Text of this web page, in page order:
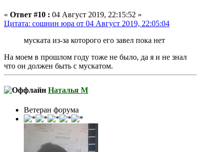
« Ответ #10 : 04 Август 2019, 22:15:52 »
Цитата: сошнин юра от 04 Август 2019, 22:05:04
муската из-за которого его завел пока нет
На моем в прошлом году тоже не было, да я и не знал
что он должен быть с мускатом.
Наталья М
Ветеран форума